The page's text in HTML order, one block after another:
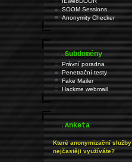
SOOM Sessions
Anonymity Checker
.Subdomény
Právní poradna
Penetrační testy
Fake Mailer
Hackme webmail
.Anketa
Které anonymizační služby
nejčastěji využíváte?